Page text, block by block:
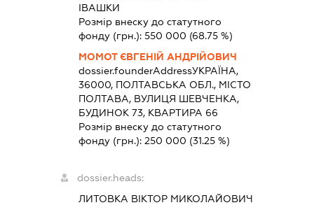
ІВАШКИ
Розмір внеску до статутного
фонду (грн.):550 000 (68.75 %)
МОМОТ ЄВГЕНІЙ АНДРІЙОВИЧ
dossier.founderAddressУКРАЇНА,
36000, ПОЛТАВСЬКА ОБЛ., МІСТО
ПОЛТАВА, ВУЛИЦЯ ШЕВЧЕНКА,
БУДИНОК 73, КВАРТИРА 66
Розмір внеску до статутного
фонду (грн.):250 000 (31.25 %)
dossier.heads:
ЛИТОВКА ВІКТОР МИКОЛАЙОВИЧ